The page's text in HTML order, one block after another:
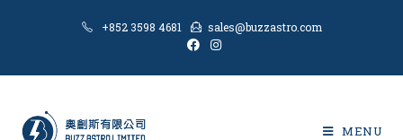
+852 3598 4681 sales@buzzastro.com
MENU